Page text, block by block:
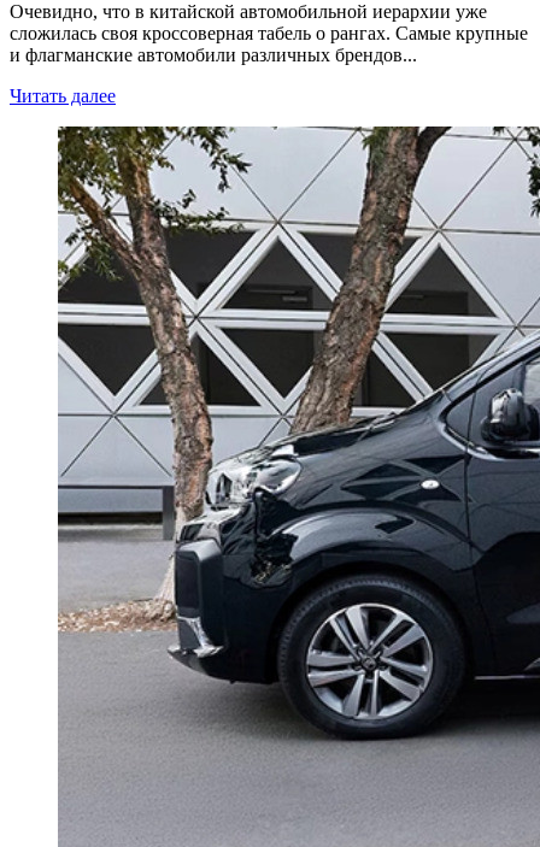
Очевидно, что в китайской автомобильной иерархии уже
сложилась своя кроссоверная табель о рангах. Самые крупные
и флагманские автомобили различных брендов...
Читать далее